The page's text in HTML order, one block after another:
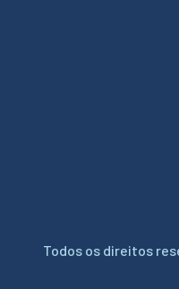
Todos os direitos